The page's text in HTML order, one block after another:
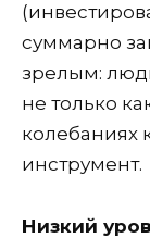
суммарно
зрелым:
не только
колебаниях
инструмент.
Низкий